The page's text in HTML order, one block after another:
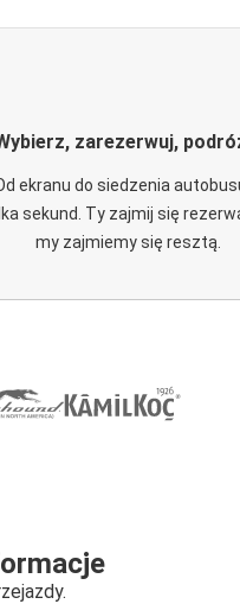
zarezerwuj,
ekranu do siedzenia
sekund. Ty zajmij się
my zajmiemy się resztą.